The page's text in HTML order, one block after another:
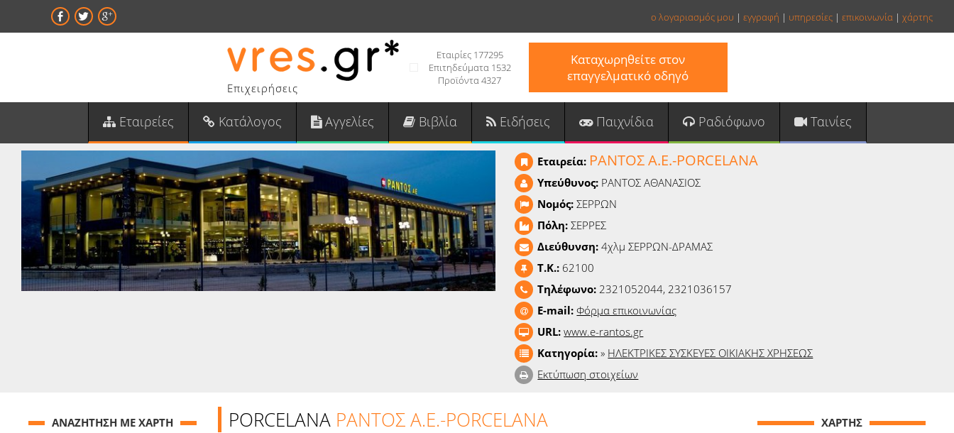
ο λογαριασμός μου | εγγραφή | υπηρεσίες | επικοινωνία | χάρτης
Επιχειρήσεις
Εταιρίες 177295
Επιτηδεύματα 1532
Προϊόντα 4327
Καταχωρηθείτε στον
επαγγελματικό οδηγό
Εταιρείες Κατάλογος Αγγελίες Βιβλία Ειδήσεις Παιχνίδια Ραδιόφωνο Ταινίες
Εταιρεία: ΡΑΝΤΟΣ Α.Ε.-PORCELANA
Υπεύθυνος: ΡΑΝΤΟΣ ΑΘΑΝΑΣΙΟΣ
Νομός:ΣΕΡΡΩΝ
Πόλη:ΣΕΡΡΕΣ
Διεύθυνση:4χλμ ΣΕΡΡΩΝ-ΔΡΑΜΑΣ
T.K.: 62100
Τηλέφωνο:2321052044, 2321036157
E-mail:Φόρμα επικοινωνίας
URL:www.e-rantos.gr
Κατηγορία:» ΗΛΕΚΤΡΙΚΕΣ ΣΥΣΚΕΥΕΣ ΟΙΚΙΑΚΗΣ ΧΡΗΣΕΩΣ
Εκτύπωση στοιχείων
PORCELANA ΡΑΝΤΟΣ Α.Ε.-PORCELANA
ΑΝΑΖΗΤΗΣΗ ΜΕ ΧΑΡΤΗ ΧΑΡΤΗΣ